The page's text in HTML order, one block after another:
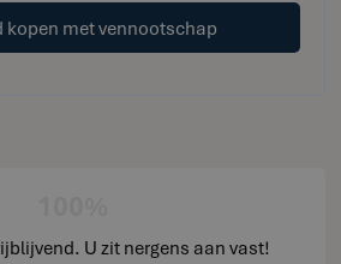
U zit nergens aan vast!